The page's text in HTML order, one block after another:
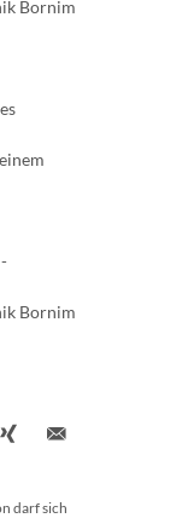
Bornim
Bornim
darf sich